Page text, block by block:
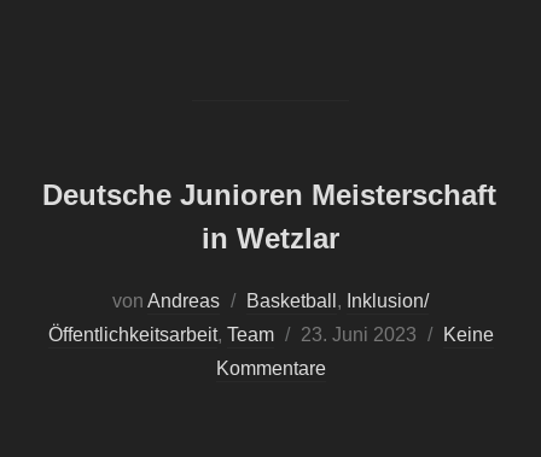
Deutsche Junioren Meisterschaft
in Wetzlar
von Andreas Basketball , Inklusion/
Öffentlichkeitsarbeit, Team
Veröffentlicht
am
23. Juni 2023
Keine
Kommentare